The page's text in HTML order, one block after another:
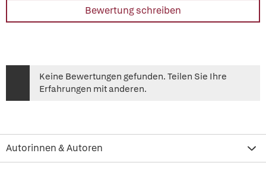
Bewertung schreiben
Keine Bewertungen gefunden. Teilen Sie Ihre
Erfahrungen mit anderen.
Autorinnen & Autoren